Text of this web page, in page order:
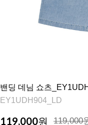
밴딩 데님 쇼츠
EY1UDH904_LD
119,000원 119,000